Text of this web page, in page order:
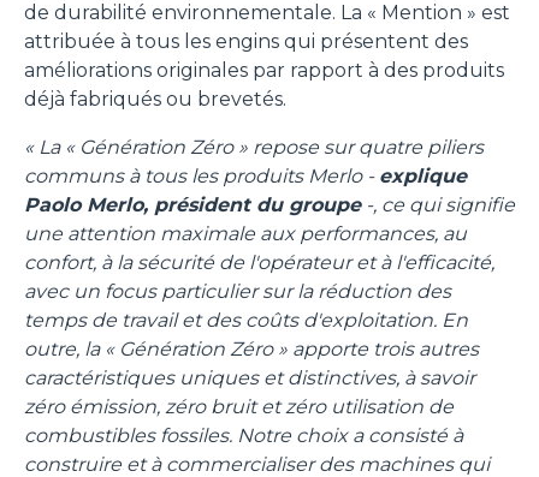
de durabilité environnementale. La « Mention » est
attribuée à tous les engins qui présentent des
améliorations originales par rapport à des produits
déjà fabriqués ou brevetés.
« La « Génération Zéro » repose sur quatre piliers
communs à tous les produits Merlo - explique
Paolo Merlo, président du groupe-, ce qui signifie
une attention maximale aux performances, au
confort, à la sécurité de l'opérateur et à l'efficacité,
avec un focus particulier sur la réduction des
temps de travail et des coûts d'exploitation. En
outre, la « Génération Zéro » apporte trois autres
caractéristiques uniques et distinctives, à savoir
zéro émission, zéro bruit et zéro utilisation de
combustibles fossiles. Notre choix a consisté à
construire et à commercialiser des machines qui